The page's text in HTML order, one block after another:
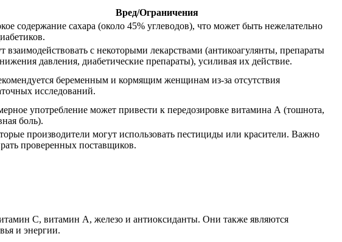
Вред/Ограничения
содержание сахара (около 45% углеводов), что может быть нежелательно
взаимодействовать с некоторыми лекарствами (антикоагулянты, препараты
давления, диабетические препараты), усиливая их действие.
беременным и кормящим женщинам из-за отсутствия
исследований.
употребление может привести к передозировке витамина А (тошнота,
боль).
производители могут использовать пестициды или красители. Важно
проверенных поставщиков.
C, витамин A, железо и антиоксиданты. Они также являются
и энергии.